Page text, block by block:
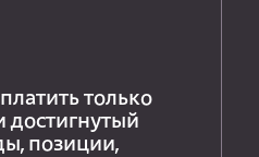
только
достигнутый
позиции,